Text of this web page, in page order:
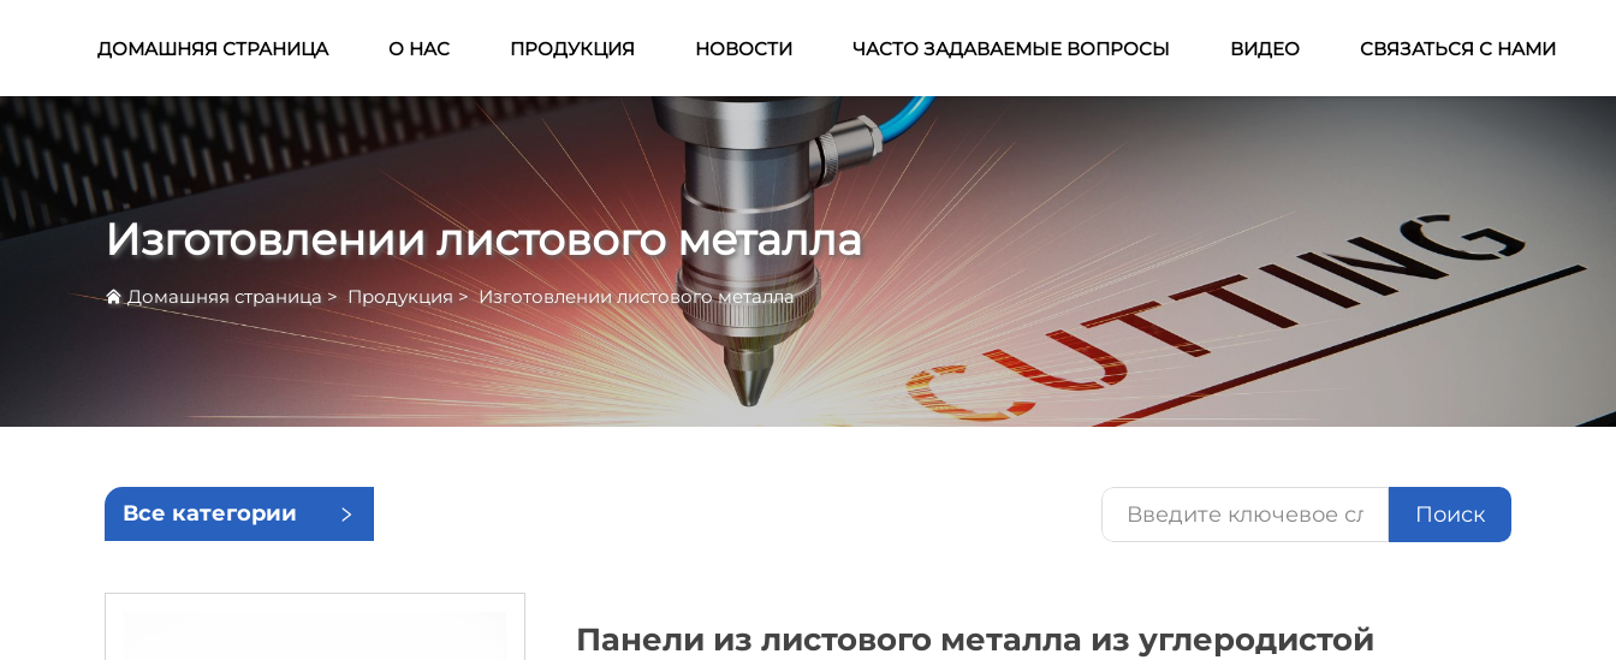
ДОМАШНЯЯ СТРАНИЦА О НАС ПРОДУКЦИЯ НОВОСТИ ЧАСТО ЗАДАВАЕМЫЕ ВОПРОСЫ ВИДЕО СВЯЗАТЬСЯ С НАМИ
Изготовлении листового металла
Домашняя страница > Продукция >Изготовлении листового металла
Все категории Поиск
Панели из листового металла из углеродистой